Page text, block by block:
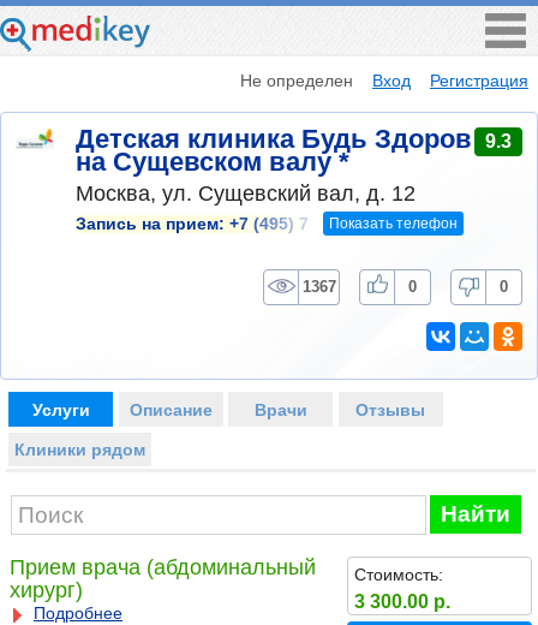
Не определен Вход Регистрация
Детская клиника Будь Здоров
на Сущевском валу *
9.3
Москва, ул. Сущевский вал, д. 12
Запись на прием: +7 (495) 7 Показать телефон
1367 0 0
Услуги Описание Врачи Отзывы
Клиники рядом
Найти
Прием врача (абдоминальный
хирург)
Подробнее
Стоимость:
3 300.00 р.